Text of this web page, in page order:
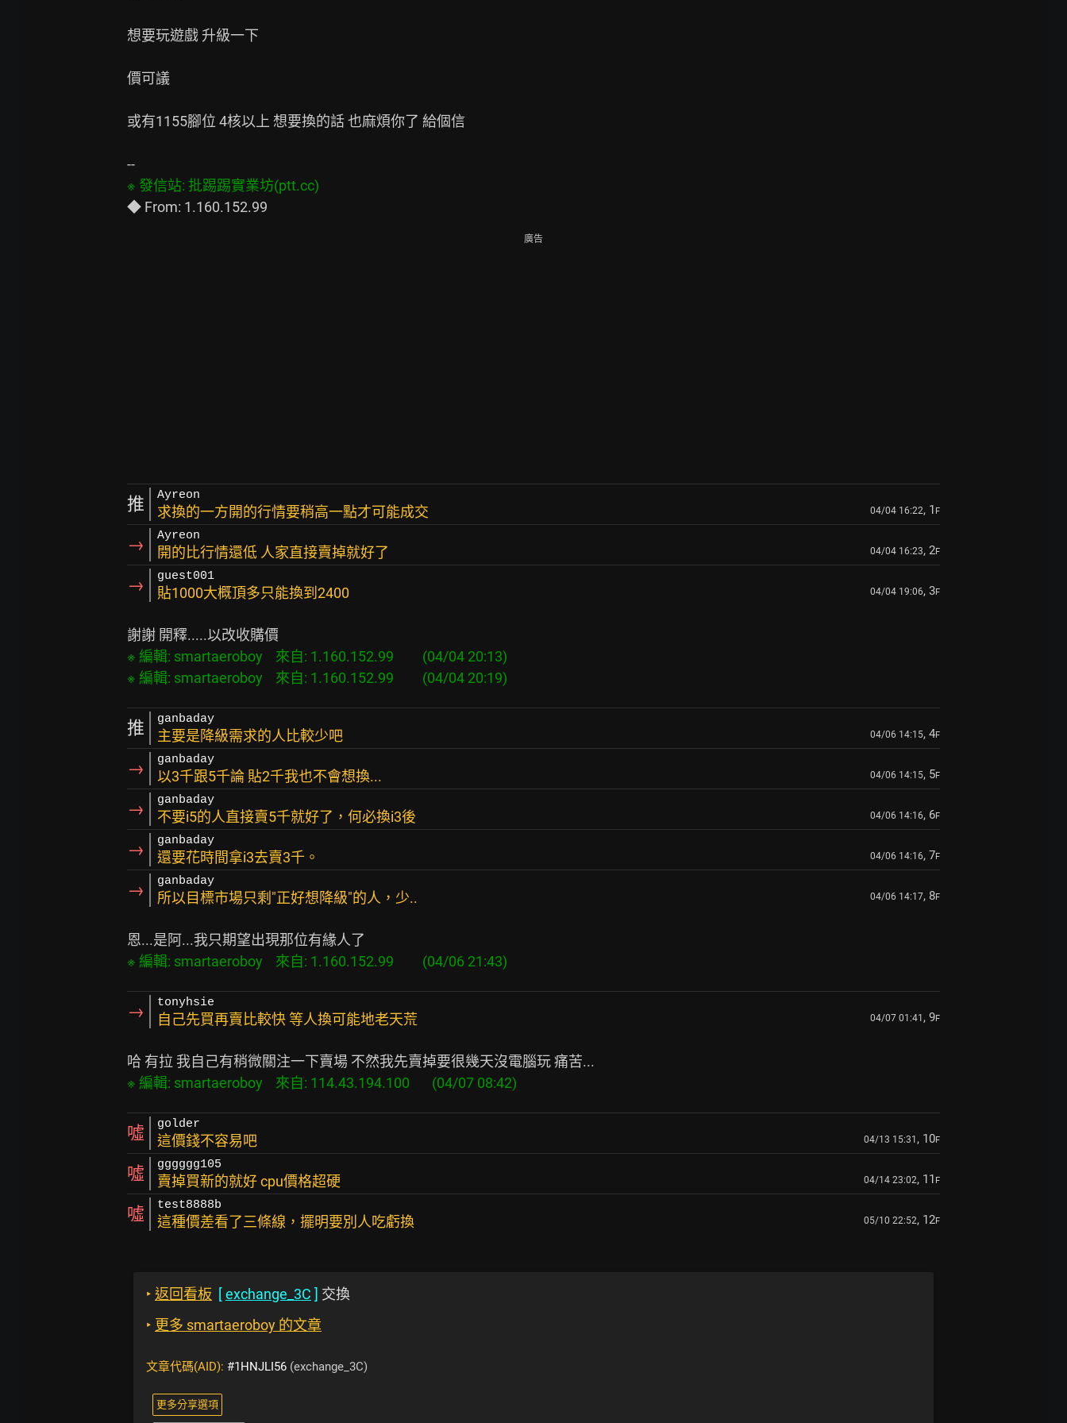
想要玩遊戲 升級一下
價可議
或有1155腳位 4核以上 想要換的話 也麻煩你了 給個信
廣告
推 Ayreon
求換的一方開的行情要稍高一點才可能成交 04/04 16:22, 1 F
→ Ayreon
開的比行情還低 人家直接賣掉就好了 04/04 16:23, 2F
→ guest001
貼1000大概頂多只能換到2400 04/04 19:06, 3F
※ 編輯: smartaeroboy    來自: 1.160.152.99         (04/04 20:13)
推 ganbaday
主要是降級需求的人比較少吧 04/06 14:15, 4F
→ ganbaday
以3千跟5千論 貼2千我也不會想換... 04/06 14:15, 5F
→ ganbaday
不要i5的人直接賣5千就好了，何必換i3後 04/06 14:16, 6F
→ ganbaday
還要花時間拿i3去賣3千。 04/06 14:16, 7F
→ ganbaday
所以目標市場只剩"正好想降級"的人，少.. 04/06 14:17, 8F
→ tonyhsie
自己先買再賣比較快 等人換可能地老天荒 04/07 01:41 , 9F
噓 golder
這價錢不容易吧 04/13 15:31 , 10F
噓 gggggg105
賣掉買新的就好 cpu價格超硬 04/14 23:02, 11 F
噓 test8888b
這種價差看了三條線，擺明要別人吃虧換 05/10 22:52, 12F
‣ 返回看板 [exchange_3C ] 交換
‣ 更多 smartaeroboy 的文章
文章代碼(AID): #1HNJLI56 (exchange_3C)
更多分享選項